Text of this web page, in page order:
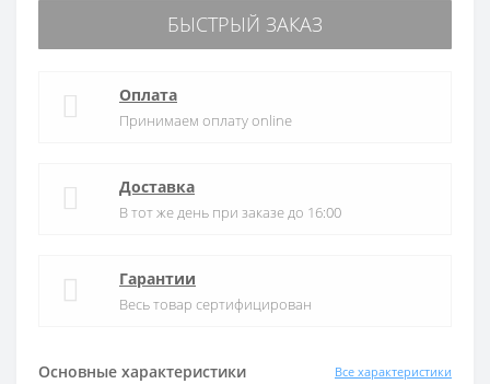
Основные характеристики Все характеристики
БЫСТРЫЙ ЗАКАЗ
Оплата
Принимаем оплату online
Доставка
В тот же день при заказе до 16:00
Гарантии
Весь товар сертифицирован